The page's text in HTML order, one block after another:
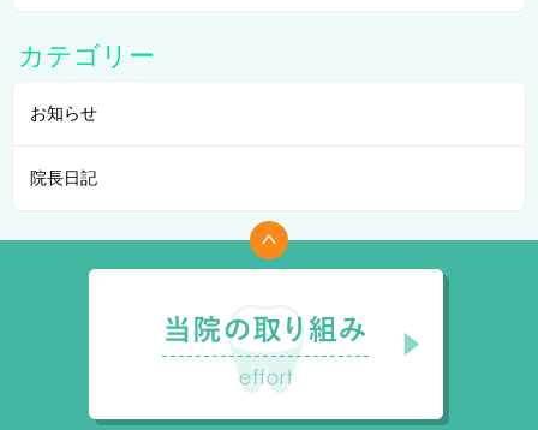
カテゴリー
お知らせ
院長日記